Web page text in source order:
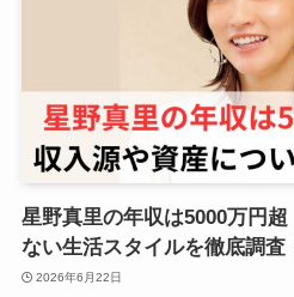
星野真里の年収は5000万円
ない生活スタイルを徹底調査
2026年6月22日